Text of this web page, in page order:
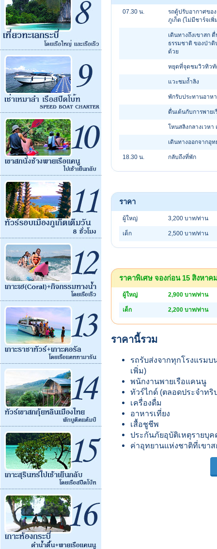
07.30 น.
รถตู้ปรับอากาศของ
ภูเก็ต (ไม่มีชาร์จเพิ่
เดินทางถึงเขาสก
ธรรมชาติ ของป่า
ด้วย
หยุดที่จุดชมวิวทิว
แวะชมถ้ำลิง
พักรับประทานอาห
ตื่นเต้นกับการพาย
โหนสลิงกลางเวหา
เดินทางออกจากอุ
18.30 น. กลับถึงที่พัก
ราคา
ผู้ใหญ่ 3,200 บาท/ท่าน
เด็ก 2,500 บาท/ท่าน
ราคาพิเศษ จองก่อน 15 สิงหา
ผู้ใหญ่ 2,900 บาท/ท่าน
เด็ก 2,200 บาท/ท่าน
ราคานี้รวม
รถรับส่งจากทุกโรงแรมบ
เพิ่ม)
พนักงานพายเรือแคนนู
ทัวร์ไกด์ (ตลอดประจำทริ
เครื่องดื่ม
อาหารเที่ยง
เสื้อชูชีพ
ประกันภัยอุบัติเหตุรายบุค
ค่าอุทยานแห่งชาติที่เขา